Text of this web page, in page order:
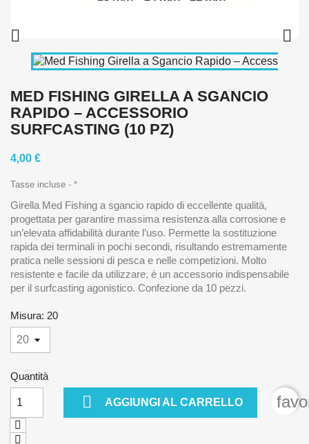
 
MED FISHING GIRELLA A SGANCIO
RAPIDO – ACCESSORIO
SURFCASTING (10 PZ)
4,00 €
Tasse incluse *
Girella Med Fishing a sgancio rapido di eccellente qualità,
progettata per garantire massima resistenza alla corrosione e
un’elevata affidabilità durante l’uso. Permette la sostituzione
rapida dei terminali in pochi secondi, risultando estremamente
pratica nelle sessioni di pesca e nelle competizioni. Molto
resistente e facile da utilizzare, è un accessorio indispensabile
per il surfcasting agonistico. Confezione da 10 pezzi.
Misura: 20
Quantità
 AGGIUNGI AL CARRELLO